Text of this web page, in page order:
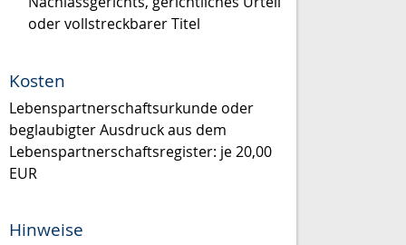
oder vollstreckbarer Titel
Kosten
Lebenspartnerschaftsurkunde oder
beglaubigter Ausdruck aus dem
Lebenspartnerschaftsregister: je 20,00
EUR
Hinweise